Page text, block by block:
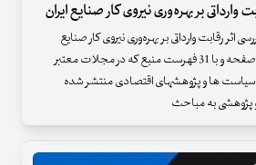
وارداتی بر بهره‌وری نیروی کار صنایع ایران
اثر رقابت وارداتی بر بهره‌وری نیروی کار صنایع
ایران" مقاله ای است در 20 صفحه و با 31 فهرست منبع که در مجلات معتبر
سیاست ها و پژوهشهای اقتصادی منتشر شده
پژوهشی به مباحث